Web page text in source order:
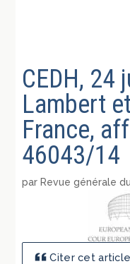
CEDH, 24
Lambert
France,
46043/14
par Revue générale
Citer cet article